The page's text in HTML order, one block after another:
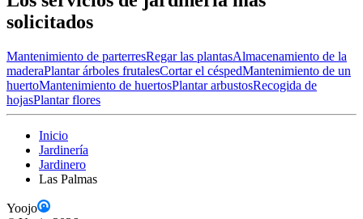
solicitados
Mantenimiento de parterresRegar las plantasAlmacenamiento de la
maderaPlantar árboles frutalesCortar el céspedMantenimiento de un
huertoMantenimiento de huertosPlantar arbustosRecogida de
hojasPlantar flores
Inicio
Jardinería
Jardinero
Las Palmas
Yoojo